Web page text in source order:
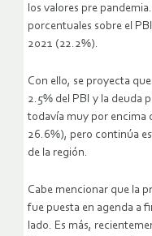
los valores pre
porcentuales sobre el
2021 (22.2%).
Con ello, se proyecta
2.5% del PBI y la deuda
todavía muy por encima
26.6%), pero continúa
de la región.
Cabe mencionar que la
fue puesta en agenda a
lado. Es más,